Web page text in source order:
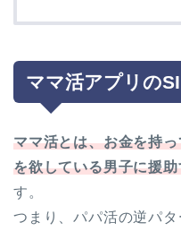
ママ活アプリの
ママ活とは、お金を持
を欲している男子に援
す。
つまり、パパ活の逆パタ